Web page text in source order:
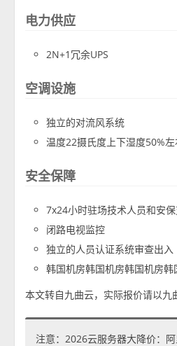
电力供应
2N+1冗余UPS
空调设施
独立的对流风系统
温度22摄氏度上下湿度50%
安全保障
7x24小时驻场技术人员和安
闭路电视监控
独立的人员认证系统审查出入
韩国机房韩国机房韩国机房韩
本文转自九曲云，实际报价请以九
注意：2026云服务器大降价：